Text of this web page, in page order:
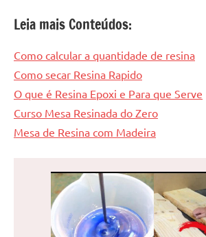
Leia mais Conteúdos:
Como calcular a quantidade de resina
Como secar Resina Rapido
O que é Resina Epoxi e Para que Serve
Curso Mesa Resinada do Zero
Mesa de Resina com Madeira